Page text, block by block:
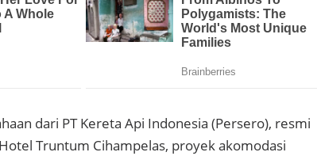
dari PT Kereta Api Indonesia (Persero), resmi
Truntum Cihampelas, proyek akomodasi